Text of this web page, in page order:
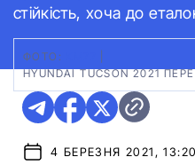
стійкість, хоча до
ФОТО:
HYUNDAI TUCSON 2021
4 БЕРЕЗНЯ 2021, 13:20